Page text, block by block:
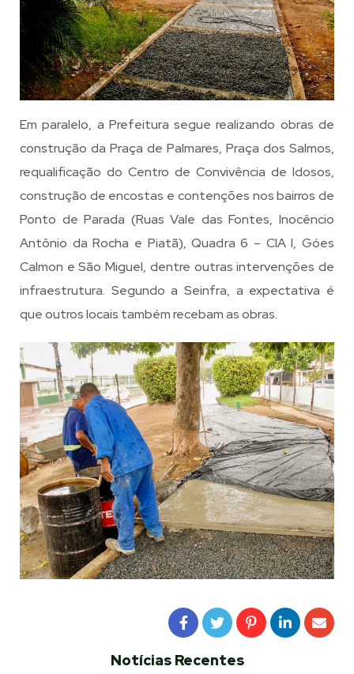
Em paralelo, a Prefeitura segue realizando obras de
construção da Praça de Palmares, Praça dos Salmos,
requalificação do Centro de Convivência de Idosos,
construção de encostas e contenções nos bairros de
Ponto de Parada (Ruas Vale das Fontes, Inocêncio
Antônio da Rocha e Piatã), Quadra 6 – CIA I, Góes
Calmon e São Miguel, dentre outras intervenções de
infraestrutura. Segundo a Seinfra, a expectativa é
que outros locais também recebam as obras.
Notícias Recentes